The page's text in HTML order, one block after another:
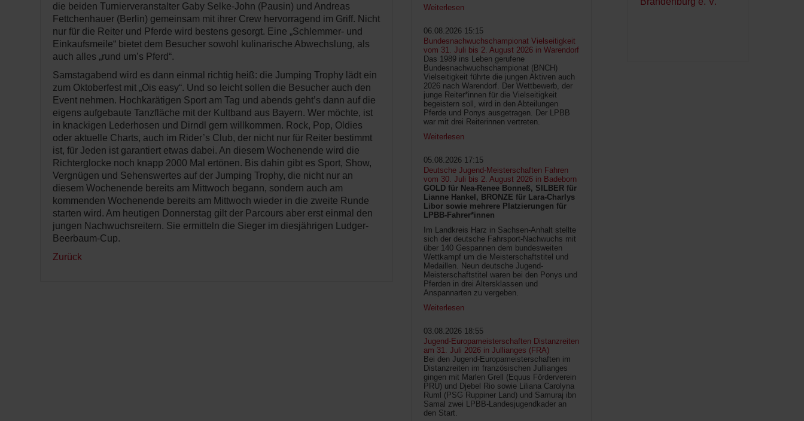
die beiden Turnierveranstalter Gaby Selke-John (Pausin) und Andreas
Fettchenhauer (Berlin) gemeinsam mit ihrer Crew hervorragend im Griff. Nicht
nur für die Reiter und Pferde wird bestens gesorgt. Eine „Schlemmer- und
Einkaufsmeile“ bietet dem Besucher sowohl kulinarische Abwechslung, als
auch alles „rund um’s Pferd“.
Samstagabend wird es dann einmal richtig heiß: die Jumping Trophy lädt ein
zum Oktoberfest mit „Ois easy“. Und so leicht sollen die Besucher auch den
Event nehmen. Hochkarätigen Sport am Tag und abends geht’s dann auf die
eigens aufgebaute Tanzfläche mit der Kultband aus Bayern. Wer möchte, ist
in knackigen Lederhosen und Dirndl gern willkommen. Rock, Pop, Oldies
oder aktuelle Charts, auch im Rider’s Club, der nicht nur für Reiter bestimmt
ist, für Jeden ist garantiert etwas dabei. An diesem Wochenende wird die
Richterglocke noch knapp 2000 Mal ertönen. Bis dahin gibt es Sport, Show,
Vergnügen und Sehenswertes auf der Jumping Trophy, die nicht nur an
diesem Wochenende bereits am Mittwoch begann, sondern auch am
kommenden Wochenende bereits am Mittwoch wieder in die zweite Runde
starten wird. Am heutigen Donnerstag gilt der Parcours aber erst einmal den
jungen Nachwuchsreitern. Sie ermitteln die Sieger im diesjährigen Ludger-
Beerbaum-Cup.
Zurück
Weiterlesen
06.08.2026 15:15
Bundesnachwuchschampionat Vielseitigkeit
vom 31. Juli bis 2. August 2026 in Warendorf
Das 1989 ins Leben gerufene
Bundesnachwuchschampionat (BNCH)
Vielseitigkeit führte die jungen Aktiven auch
2026 nach Warendorf. Der Wettbewerb, der
junge Reiter*innen für die Vielseitigkeit
begeistern soll, wird in den Abteilungen
Pferde und Ponys ausgetragen. Der LPBB
war mit drei Reiterinnen vertreten.
Weiterlesen
05.08.2026 17:15
Deutsche Jugend-Meisterschaften Fahren
vom 30. Juli bis 2. August 2026 in Badeborn
GOLD für Nea-Renee Bonneß, SILBER für
Lianne Hankel, BRONZE für Lara-Charlys
Libor sowie mehrere Platzierungen für
LPBB-Fahrer*innen
Im Landkreis Harz in Sachsen-Anhalt stellte
sich der deutsche Fahrsport-Nachwuchs mit
über 140 Gespannen dem bundesweiten
Wettkampf um die Meisterschaftstitel und
Medaillen. Neun deutsche Jugend-
Meisterschaftstitel waren bei den Ponys und
Pferden in drei Altersklassen und
Anspannarten zu vergeben.
Weiterlesen
03.08.2026 18:55
Jugend-Europameisterschaften Distanzreiten
am 31. Juli 2026 in Jullianges (FRA)
Bei den Jugend-Europameisterschaften im
Distanzreiten im französischen Jullianges
gingen mit Marlen Grell (Equus Förderverein
PRU) und Djebel Rio sowie Liliana Carolyna
Ruml (PSG Ruppiner Land) und Samuraj ibn
Samal zwei LPBB-Landesjugendkader an
den Start.